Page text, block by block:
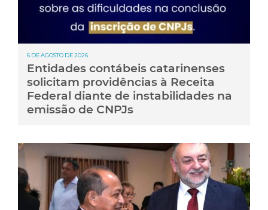
6 DE AGOSTO DE 2026
Entidades contábeis catarinenses
solicitam providências à Receita
Federal diante de instabilidades na
emissão de CNPJs